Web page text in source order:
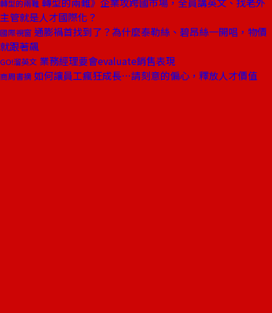
轉型的兩難
主管就是人才國際化？
國際視窗 通膨禍首找到了？為什麼泰勒絲、碧昂絲一開唱，物價
就跟著飆
GO!溜英文 業務經理要會evaluate銷售表現
商周書摘 如何讓員工瘋狂成長⋯請刻意的偏心，釋放人才價值